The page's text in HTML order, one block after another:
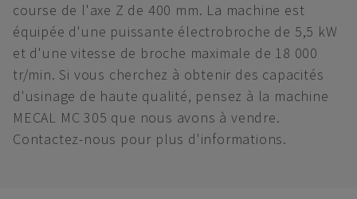
course de l'axe Z de 400 mm. La machine est
équipée d'une puissante électrobroche de 5,5 kW
et d'une vitesse de broche maximale de 18 000
tr/min. Si vous cherchez à obtenir des capacités
d'usinage de haute qualité, pensez à la machine
MECAL MC 305 que nous avons à vendre.
Contactez-nous pour plus d'informations.